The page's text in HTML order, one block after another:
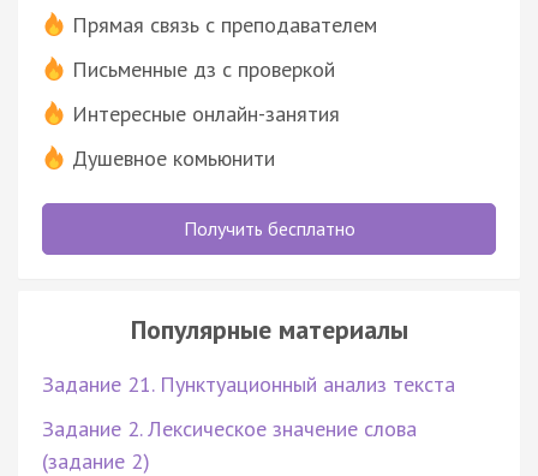
Прямая связь с преподавателем
Письменные дз с проверкой
Интересные онлайн-занятия
Душевное комьюнити
Получить бесплатно
Популярные материалы
Задание 21. Пунктуационный анализ текста
Задание 2. Лексическое значение слова
(задание 2)